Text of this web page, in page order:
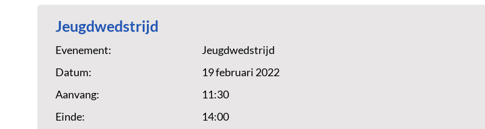
Jeugdwedstrijd
Evenement:
Jeugdwedstrijd
Datum:
19 februari 2022
Aanvang:
11:30
Einde:
14:00